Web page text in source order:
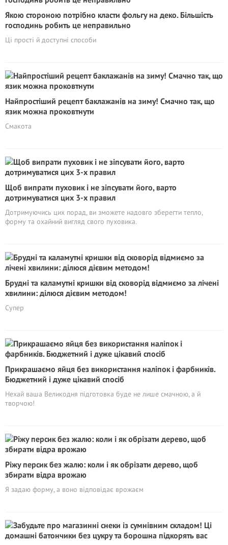
Якою стороною потрібно класти фольгу на деко. Більшість
господинь робить це неправильно
Ці прості й доступні способи
Найпростіший рецепт баклажанів на зиму! Смачно так, що
язик можна проковтнути
Смакота
Щоб випрати пуховик і не зіпсувати його, варто
дотримуватися цих 3-х правил
Дотримуючись цих порад, ви зможете надовго зберегти тепло,
форму та охайний вигляд свого пуховика.
Брудні та каламутні кришки від сковорід відмиємо за лічені
хвилини: ділюся дієвим методом!
Супер
Прикрашаємо яйця без використання наліпок і фарбників.
Бюджетний і дуже цікавий спосіб
Нехай ваша Великодня підготовка буде не лише смачною, а й
творчою!
Piжу персик без жалю: коли і як обрізати дерево, щоб
збирати відра врожаю
Я задаю форму, а воно відповідає врожаєм